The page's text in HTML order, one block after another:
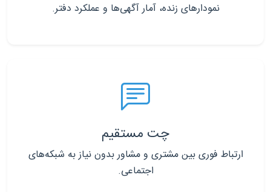
نمودارهای زنده، آمار آگهی‌ها و عملکرد دفتر.
چت مستقیم
ارتباط فوری بین مشتری و مشاور بدون نیاز به شبکه‌های
اجتماعی.